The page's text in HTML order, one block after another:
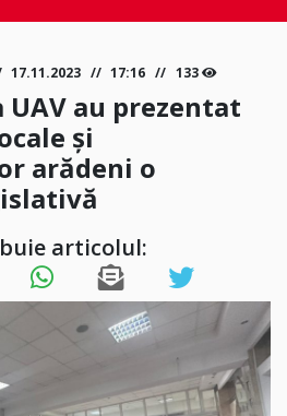
17.11.2023 17:16 133
au prezentat
și
arădeni o
articolul: